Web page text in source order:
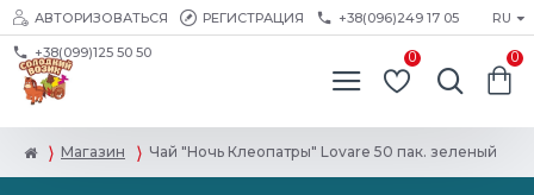
АВТОРИЗОВАТЬСЯ РЕГИСТРАЦИЯ +38(096)249 17 05
+38(099)125 50 50
RU
0 0
Магазин Чай "Ночь Клеопатры" Lovare 50 пак. зеленый